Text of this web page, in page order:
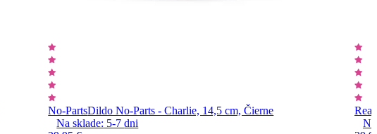
No-PartsDildo No-Parts - Charlie, 14,5 cm, Čierne
Na sklade: 5-7dni
Real